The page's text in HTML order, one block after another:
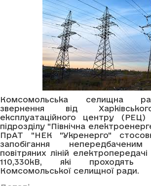
Комсомольська селищна
звернення від
експлуатаційного центру (РЕЦ)
підрозділу "Північна
ПрАТ "НЕК "Укренерго"
запобігання
повітряних ліній
110,330кВ, які проходять
Комсомольської селищної ради.